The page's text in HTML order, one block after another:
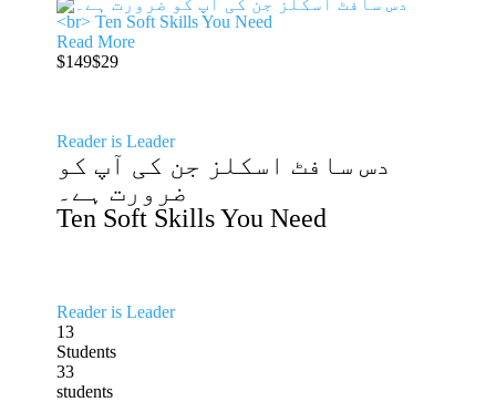
Read More
$149$29
Reader is Leader
دس سافٹ اسکلز جن کی آپ کو
ضرورت ہے۔
Ten Soft Skills You Need
Reader is Leader
13
Students
33
students